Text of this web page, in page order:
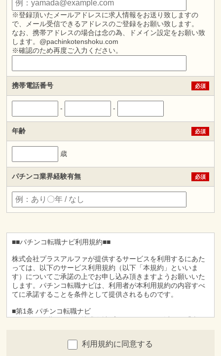
※登録頂いたメールアドレスに求人情報をお送り致しますの
で、メール受信できるアドレスのご登録をお願い致します。
なお、携帯アドレスの場合は念の為、ドメイン設定をお願い致
します。@pachinkotenshoku.com
※確認のため再度ご入力ください。
携帯電話番号 必須
- -
年齢 必須
歳
パチンコ業界経験有無 必須
■■パチンコ転職ナビ利用規約■■
株式会社プラスアルファが提供するサービスを利用するにあた
っては、以下のサービス利用規約（以下「本規約」といいま
す）についてご承諾の上でお申し込み頂きますようお願いいた
します。パチンコ転職ナビは、利用者が本利用規約の内容すべ
てに承諾することを条件として提供されるものです。
■第1条 パチンコ転職ナビ
パチンコ転職ナビとは株式会社プラスアルファ（以下、「当
利用規約に同意する